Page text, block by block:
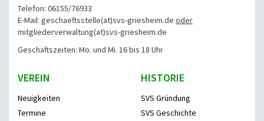
Telefon: 06155/76933
E-Mail: geschaeftsstelle(at)svs-griesheim.de oder
mitgliederverwaltung(at)svs-griesheim.de
Geschäftszeiten: Mo. und Mi. 16 bis 18 Uhr
VEREIN
Neuigkeiten
Termine
HISTORIE
SVS Gründung
SVS Geschichte